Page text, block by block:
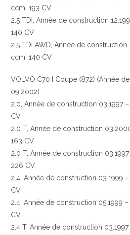
ccm, 193 CV
2.5 TDI, Année de construction
140 CV
2.5 TDi AWD, Année de construction
ccm, 140 CV
VOLVO C70 I Coupe (872) (Année
09.2002)
2.0, Année de construction 03.1997
CV
2.0 T, Année de construction
163 CV
2.0 T, Année de construction
226 CV
2.4, Année de construction 03.1999
CV
2.4, Année de construction 05.1999
CV
2.4 T, Année de construction